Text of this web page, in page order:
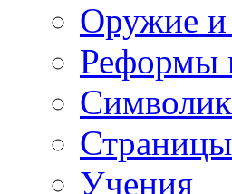
Оружие и
Реформы
Учения